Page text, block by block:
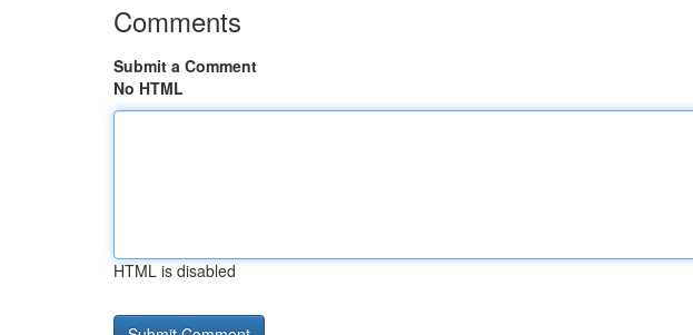
Comments
Submit a Comment
No HTML
HTML is disabled